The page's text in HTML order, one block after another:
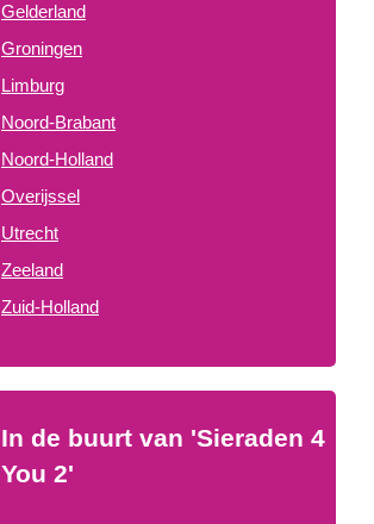
Gelderland
Groningen
Limburg
Noord-Brabant
Noord-Holland
Overijssel
Utrecht
Zeeland
Zuid-Holland
In de buurt van 'Sieraden 4
You 2'